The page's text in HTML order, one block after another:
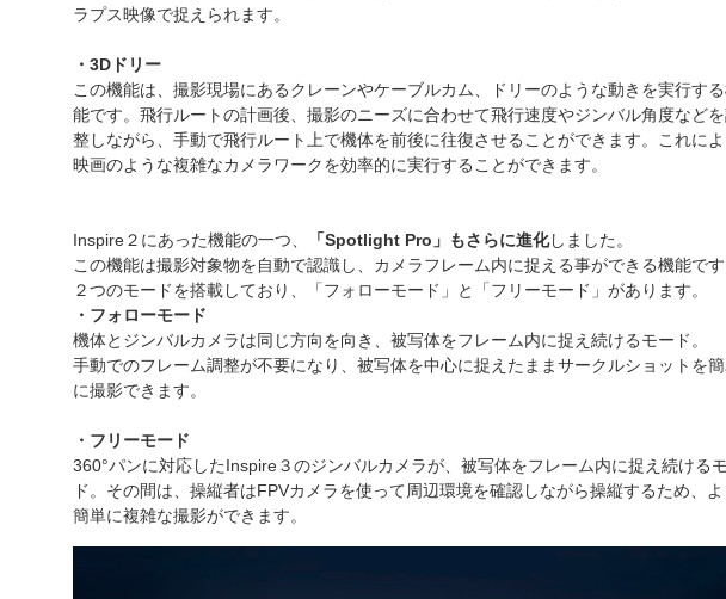
ラプス映像で捉えられます。
・3Dドリー
この機能は、撮影現場にあるクレーンやケーブルカム、ドリーのような動きを実行す
能です。飛行ルートの計画後、撮影のニーズに合わせて飛行速度やジンバル角度などを
整しながら、手動で飛行ルート上で機体を前後に往復させることができます。これによ
映画のような複雑なカメラワークを効率的に実行することができます。
Inspire２にあった機能の一つ、 「Spotlight Pro」もさらに進化しました。
この機能は撮影対象物を自動で認識し、カメラフレーム内に捉える事ができる機能です
２つのモードを搭載しており、「フォローモード」と「フリーモード」があります。
・フォローモード
機体とジンバルカメラは同じ方向を向き、被写体をフレーム内に捉え続けるモード。
手動でのフレーム調整が不要になり、被写体を中心に捉えたままサークルショットを
に撮影できます。
・フリーモード
360°パンに対応したInspire３のジンバルカメラが、被写体をフレーム内に捉え続ける
ド。その間は、操縦者はFPVカメラを使って周辺環境を確認しながら操縦するため、よ
簡単に複雑な撮影ができます。